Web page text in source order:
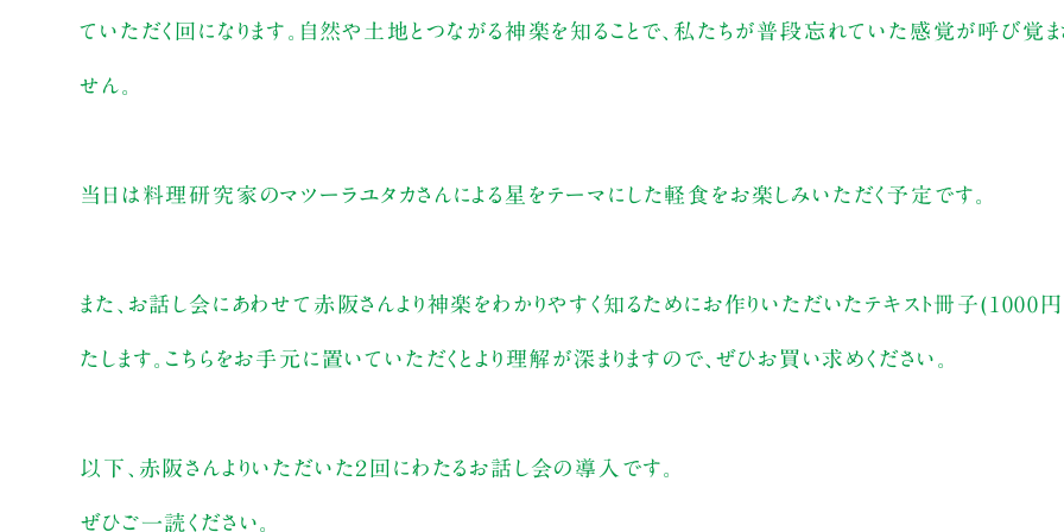
ていただく回になります。自然や土地とつながる神楽を知ることで、私たちが普段忘れていた感覚が呼び覚ま
せん。
当日は料理研究家のマツーラユタカさんによる星をテーマにした軽食をお楽しみいただく予定です。
また、お話し会にあわせて赤阪さんより神楽をわかりやすく知るためにお作りいただいたテキスト冊子(1000
たします。こちらをお手元に置いていただくとより理解が深まりますので、ぜひお買い求めください。
以下、赤阪さんよりいただいた２回にわたるお話し会の導入です。
ぜひご一読ください。